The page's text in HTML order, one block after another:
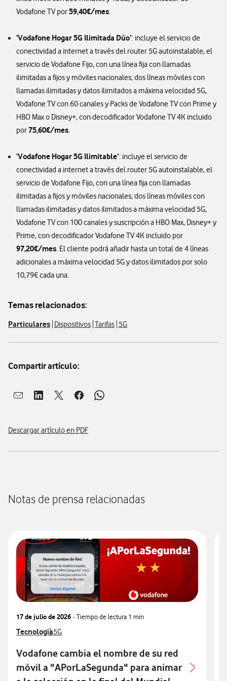
Vodafone TV por59,40€/mes.
‘Vodafone Hogar 5G Ilimitada Dúo’: incluye el servicio de
conectividad a internet a través del router 5G autoinstalable, el
servicio de Vodafone Fijo, con una línea fija con llamadas
ilimitadas a fijos y móviles nacionales; dos líneas móviles con
llamadas ilimitadas y datos ilimitados a máxima velocidad 5G,
Vodafone TV con 60 canales y Packs de Vodafone TV con Prime y
HBO Max o Disney+, con decodificador Vodafone TV 4K incluido
por75,60€/mes.
‘Vodafone Hogar 5G Ilimitable’: incluye el servicio de
conectividad a internet a través del router 5G autoinstalable, el
servicio de Vodafone Fijo, con una línea fija con llamadas
ilimitadas a fijos y móviles nacionales; dos líneas móviles con
llamadas ilimitadas y datos ilimitados a máxima velocidad 5G,
Vodafone TV con 100 canales y suscripción a HBO Max, Disney+ y
Prime, con decodificador Vodafone TV 4K incluido por
97,20€/mes. El cliente podrá añadir hasta un total de 4 líneas
adicionales a máxima velocidad 5G y datos ilimitados por solo
10,79€ cada una.
Temas relacionados:
Particulares Dispositivos Tarifas 5G
Compartir artículo:
Abrir ventana para compartir en mail
Abrir ventana para compartir en linkedin
Abrir ventana para compartir en twitter
Abrir ventana para compartir en facebook
Abrir ventana para compartir en
Descargar artículo en PDF
Notas de prensa relacionadas
17 de julio de 2026 - Tiempo de lectura 1 min
Ver más notas de prensa relacionados con
TecnologíaVer más notas de prensa relacionados con
5G
Vodafone cambia el nombre de su red
móvil a "APorLaSegunda" para animar